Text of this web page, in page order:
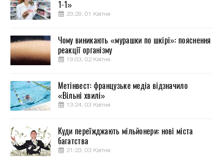
1-1»
23:29, 01 Квітня
Чому виникають «мурашки по шкірі»: пояснення
реакції організму
19:03, 02 Квітня
Метінвест: французьке медіа відзначило
«Вільні хвилі»
13:24, 03 Квітня
Куди переїжджають мільйонери: нові міста
багатства
21:23, 03 Квітня